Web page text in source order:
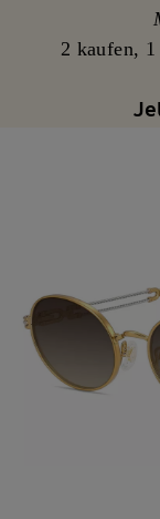
2 kaufen,